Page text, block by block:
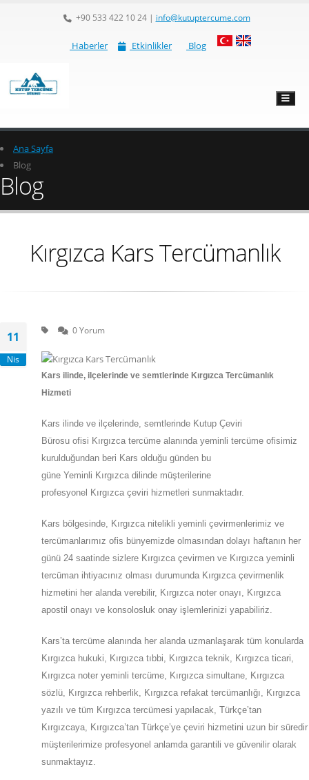
+90 533 422 10 24| info@kutuptercume.com
Haberler Etkinlikler Blog
Ana Sayfa
Blog
Blog
Kırgızca Kars Tercümanlık
11
Nis
0 Yorum
Kars ilinde, ilçelerinde ve semtlerinde Kırgızca Tercümanlık
Hizmeti
Kars ilinde ve ilçelerinde, semtlerinde Kutup Çeviri
Bürosu ofisi Kırgızca tercüme alanında yeminli tercüme ofisimiz
kurulduğundan beri Kars olduğu günden bu
güne Yeminli Kırgızca dilinde müşterilerine
profesyonel Kırgızca çeviri hizmetleri sunmaktadır.
Kars bölgesinde, Kırgızca nitelikli yeminli çevirmenlerimiz ve
tercümanlarımız ofis bünyemizde olmasından dolayı haftanın her
günü 24 saatinde sizlere Kırgızca çevirmen ve Kırgızca yeminli
tercüman ihtiyacınız olması durumunda Kırgızca çevirmenlik
hizmetini her alanda verebilir, Kırgızca noter onayı, Kırgızca
apostil onayı ve konsolosluk onay işlemlerinizi yapabiliriz.
Kars’ta tercüme alanında her alanda uzmanlaşarak tüm konularda
Kırgızca hukuki, Kırgızca tıbbi, Kırgızca teknik, Kırgızca ticari,
Kırgızca noter yeminli tercüme, Kırgızca simultane, Kırgızca
sözlü, Kırgızca rehberlik, Kırgızca refakat tercümanlığı, Kırgızca
yazılı ve tüm Kırgızca tercümesi yapılacak, Türkçe’tan
Kırgızcaya, Kırgızca’tan Türkçe’ye çeviri hizmetini uzun bir süredir
müşterilerimize profesyonel anlamda garantili ve güvenilir olarak
sunmaktayız.